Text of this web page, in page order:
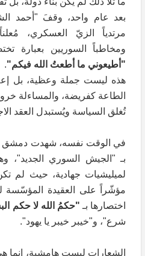
بعد عام واحد، وقفَ "أحمد
مرتدياً الزيّ العسكري،
ومخاطباً السوريين بعبارة
"أطيعوني ما أطعتُ الله فيكم".
هذه ليست جملة وعظية، بل
الطاعة كفريضة، والمساءلة
تُغلق السياسة ويُستبدل العقد
في الوقت نفسه، شهدت دمشق
بـ "الجيش السوري الجديد"،
لميليشيات جهادية، حيث لم
مؤشّراً على العقيدة المؤسّسة
اختصارها بـ "حكمُ الله لا حكم
شرع"، و"خيبر خيبر يا يهود".
الشعارات ليست هامشية، إنما